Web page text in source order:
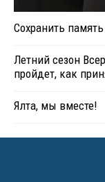
Сохранить
Летний сезон
пройдет, как
Ялта, мы вместе!